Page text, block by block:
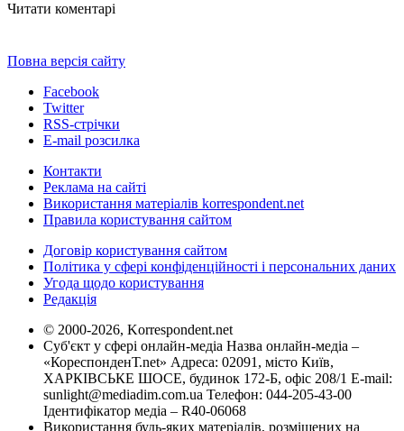
Читати коментарі
Повна версія сайту
Facebook
Twitter
RSS-стрічки
E-mail розсилка
Контакти
Реклама на сайті
Використання матеріалів korrespondent.net
Правила користування сайтом
Договір користування сайтом
Політика у сфері конфіденційності і персональних даних
Угода щодо користування
Редакція
© 2000-2026, Korrespondent.net
Суб'єкт у сфері онлайн-медіа Назва онлайн-медіа –
«КореспонденТ.net» Адреса: 02091, місто Київ,
ХАРКІВСЬКЕ ШОСЕ, будинок 172-Б, офіс 208/1 E-mail:
sunlight@mediadim.com.ua Телефон: 044-205-43-00
Ідентифікатор медіа – R40-06068
Використання будь-яких матеріалів, розміщених на